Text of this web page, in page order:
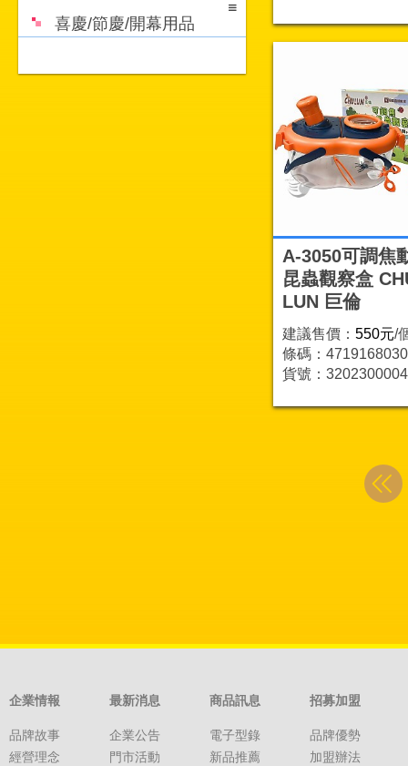
喜慶/節慶/開幕用品
A-3050可調焦
昆蟲觀察盒
LUN 巨倫
建議售價： 550元/
條碼：
貨號：3202300004
企業情報
品牌故事
經營理念
最新消息
企業公告
門市活動
商品訊息
電子型錄
新品推薦
招募加盟
品牌優勢
加盟辦法